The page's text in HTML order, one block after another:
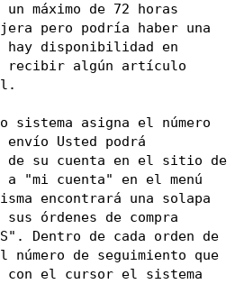
máximo de 72 horas
pero podría haber una
hay disponibilidad en
recibir algún artículo
sistema asigna el número
Usted podrá
de su cuenta en el sitio de
a "mi cuenta" en el menú
encontrará una solapa
órdenes de compra
Dentro de cada orden de
número de seguimiento que
el cursor el sistema